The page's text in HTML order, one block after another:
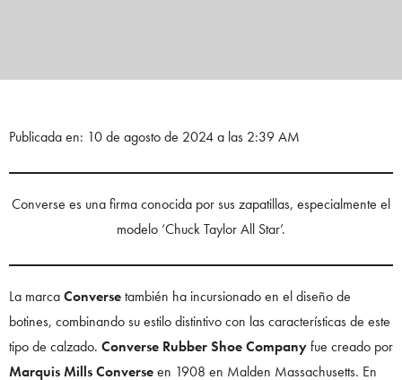
Publicada en: 10 de agosto de 2024 a las 2:39 AM
Converse es una firma conocida por sus zapatillas, especialmente el
modelo ‘Chuck Taylor All Star’.
La marcaConversetambién ha incursionado en el diseño de
botines, combinando su estilo distintivo con las características de este
tipo de calzado. Converse Rubber Shoe Companyfue creado por
Marquis Mills Converseen 1908 en Malden Massachusetts. En